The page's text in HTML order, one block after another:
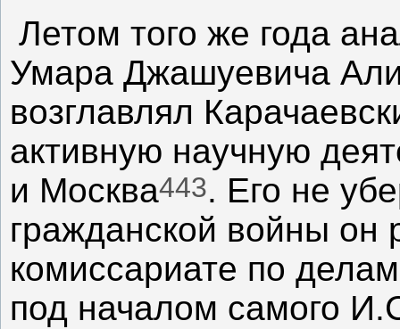
Летом того же года
Умара Джашуевича
возглавлял
активную научную
и Москва443. Его не
гражданской войны он
комиссариате по
под началом самого